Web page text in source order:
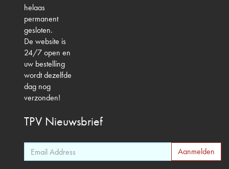
helaas
permanent
gesloten.
De website is
24/7 open en
uw bestelling
wordt dezelfde
dag nog
verzonden!
TPV Nieuwsbrief